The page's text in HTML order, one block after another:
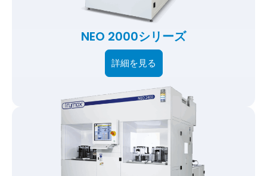
NEO 2000シリーズ
詳細を見る